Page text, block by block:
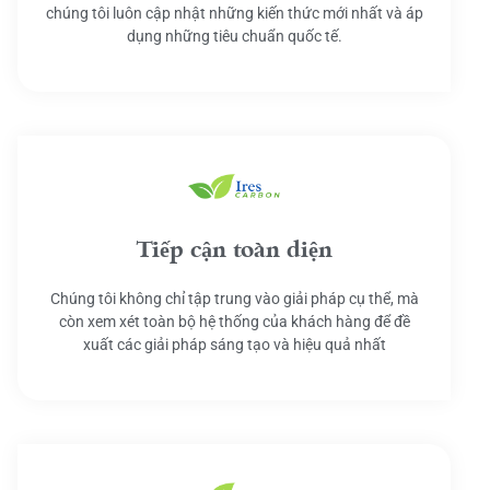
chúng tôi luôn cập nhật những kiến thức mới nhất và áp
dụng những tiêu chuẩn quốc tế.
Tiếp cận toàn diện
Chúng tôi không chỉ tập trung vào giải pháp cụ thể, mà
còn xem xét toàn bộ hệ thống của khách hàng để đề
xuất các giải pháp sáng tạo và hiệu quả nhất